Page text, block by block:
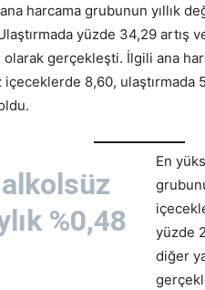
harcama grubunun yıllık
yüzde 34,29 artış
gerçekleşti. İlgili ana
içeceklerde 8,60,
alkolsüz
%0,48
En
yüzde
diğer